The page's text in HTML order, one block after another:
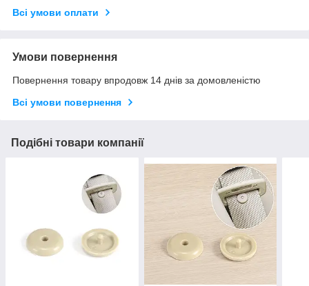
Всі умови оплати
Умови повернення
Повернення товару впродовж 14 днів за домовленістю
Всі умови повернення
Подібні товари компанії